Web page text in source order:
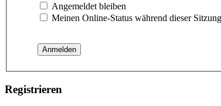
Angemeldet bleiben
Meinen Online-Status während dieser
Registrieren